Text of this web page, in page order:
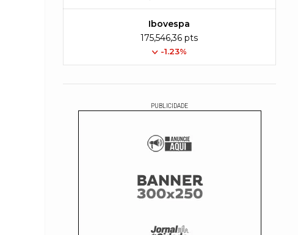
Ibovespa
175,546,36 pts
-1.23%
PUBLICIDADE